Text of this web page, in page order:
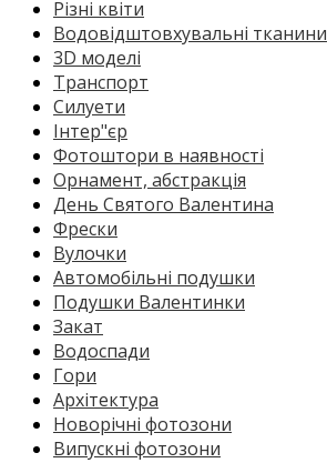
Різні квіти
Водовідштовхувальні тканини
3D моделі
Транспорт
Силуети
Інтер"єр
Фотоштори в наявності
Орнамент, абстракція
День Святого Валентина
Фрески
Вулочки
Автомобільні подушки
Подушки Валентинки
Закат
Водоспади
Гори
Архітектура
Новорічні фотозони
Випускні фотозони